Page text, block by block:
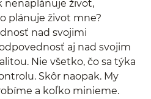
nenaplánuje život,
plánuje život mne?
nad svojimi
aj nad svojim
Nie všetko, čo sa týka
Skôr naopak. My
a koľko minieme.